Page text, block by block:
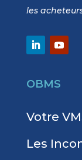
les
OBMS
Votre
Les